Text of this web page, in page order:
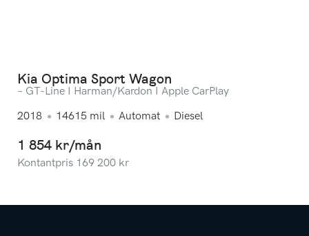
Kia Optima Sport Wagon
– GT-Line I Harman/Kardon I Apple CarPlay
2018
14615 mil Automat Diesel
1 854 kr/mån
Kontantpris 169 200 kr